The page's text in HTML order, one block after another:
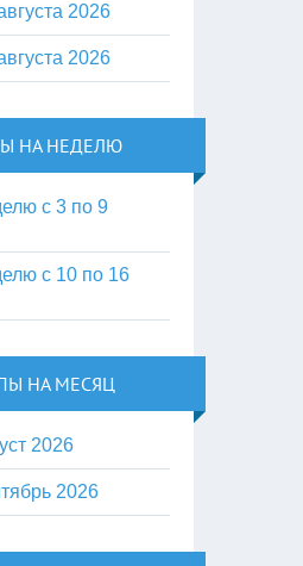
2026
2026
НА НЕДЕЛЮ
с 3 по 9
с 10 по 16
НА МЕСЯЦ
2026
2026